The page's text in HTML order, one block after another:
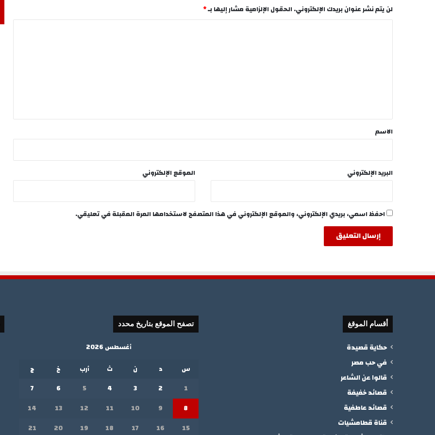
لن يتم نشر عنوان بريدك الإلكتروني. الحقول الإلزامية مشار إليها بـ*
*
الاسم
البريد الإلكتروني الموقع الإلكتروني
احفظ اسمي، بريدي الإلكتروني، والموقع الإلكتروني في هذا المتصفح لاستخدامها المرة المقبلة في تعليقي.
أقسام الموقغ
حكاية قصيدة
في حب مصر
قالوا عن الشاعر
قصائد خفيفة
قصائد عاطفية
قناة قطامشيات
تصفح الموقع بتاريخ محدد
أغسطس 2026
س
د ن ث أرب خ
ج
1
2
3
4
5
6
7
8
9
10
11
12
13
14
15
16
17
18
19
20
21